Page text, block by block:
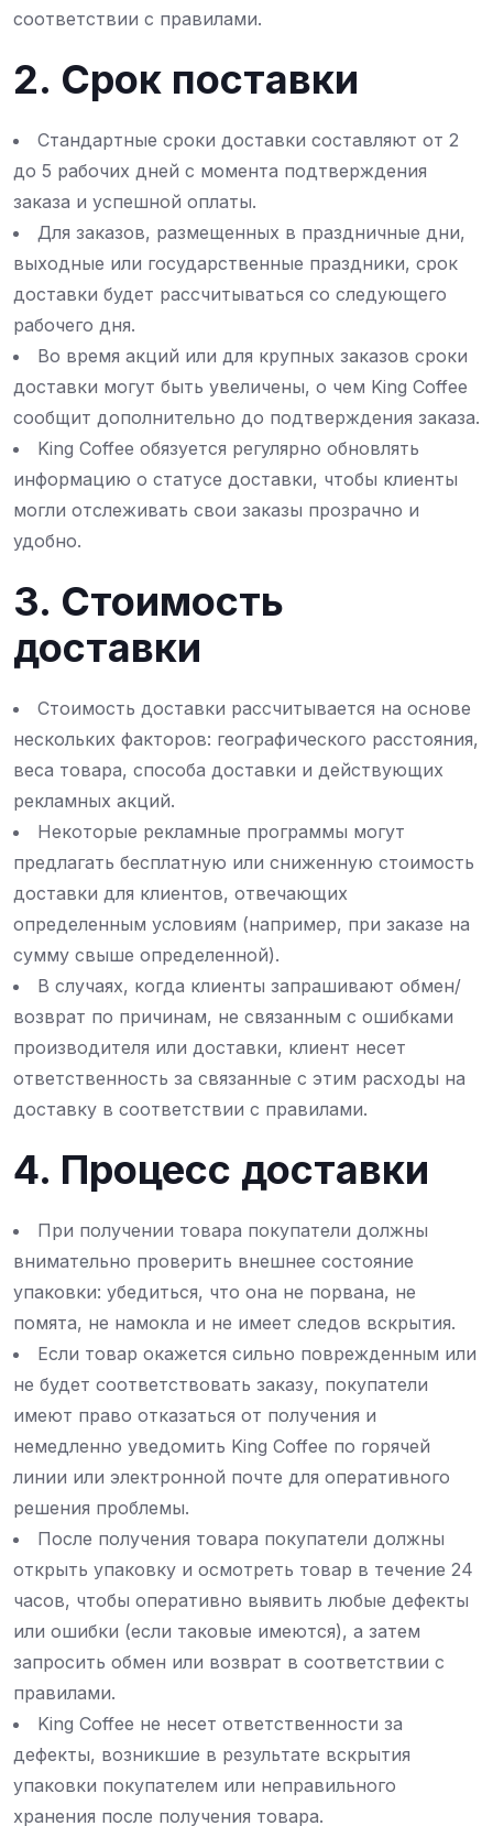
соответствии с правилами.
2. Срок поставки
Стандартные сроки доставки составляют от 2
до 5 рабочих дней с момента подтверждения
заказа и успешной оплаты.
Для заказов, размещенных в праздничные дни,
выходные или государственные праздники, срок
доставки будет рассчитываться со следующего
рабочего дня.
Во время акций или для крупных заказов сроки
доставки могут быть увеличены, о чем King Coffee
сообщит дополнительно до подтверждения заказа.
King Coffee обязуется регулярно обновлять
информацию о статусе доставки, чтобы клиенты
могли отслеживать свои заказы прозрачно и
удобно.
3. Стоимость
доставки
Стоимость доставки рассчитывается на основе
нескольких факторов: географического расстояния,
веса товара, способа доставки и действующих
рекламных акций.
Некоторые рекламные программы могут
предлагать бесплатную или сниженную стоимость
доставки для клиентов, отвечающих
определенным условиям (например, при заказе на
сумму свыше определенной).
В случаях, когда клиенты запрашивают обмен/
возврат по причинам, не связанным с ошибками
производителя или доставки, клиент несет
ответственность за связанные с этим расходы на
доставку в соответствии с правилами.
4. Процесс доставки
При получении товара покупатели должны
внимательно проверить внешнее состояние
упаковки: убедиться, что она не порвана, не
помята, не намокла и не имеет следов вскрытия.
Если товар окажется сильно поврежденным или
не будет соответствовать заказу, покупатели
имеют право отказаться от получения и
немедленно уведомить King Coffee по горячей
линии или электронной почте для оперативного
решения проблемы.
После получения товара покупатели должны
открыть упаковку и осмотреть товар в течение 24
часов, чтобы оперативно выявить любые дефекты
или ошибки (если таковые имеются), а затем
запросить обмен или возврат в соответствии с
правилами.
King Coffee не несет ответственности за
дефекты, возникшие в результате вскрытия
упаковки покупателем или неправильного
хранения после получения товара.